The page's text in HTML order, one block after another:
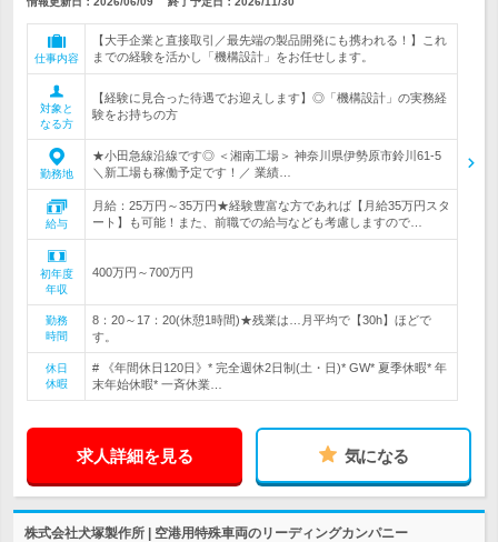
仕事内容
【大手企業と直接取引／最先端の製品開発にも携われる！】これ
までの経験を活かし「機構設計」をお任せします。
対象と
なる方
【経験に見合った待遇でお迎えします】◎「機構設計」の実務経
験をお持ちの方
勤務地
★小田急線沿線です◎ ＜湘南工場＞ 神奈川県伊勢原市鈴川61-5
＼新工場も稼働予定です！／ 業績…
給与
月給：25万円～35万円★経験豊富な方であれば【月給35万円スタ
ート】も可能！また、前職での給与なども考慮しますので…
初年度
年収
400万円～700万円
勤務
時間
8：20～17：20(休憩1時間)★残業は…月平均で【30h】ほどで
す。
休日
休暇
# 《年間休日120日》* 完全週休2日制(土・日)* GW* 夏季休暇* 年
末年始休暇* 一斉休業…
求人詳細を見る 気になる
株式会社犬塚製作所 | 空港用特殊車両のリーディングカンパニー